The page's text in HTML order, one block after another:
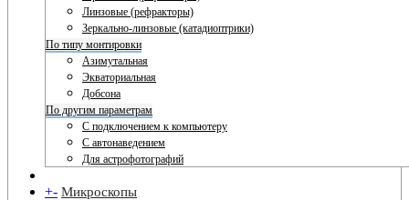
Линзовые (рефракторы)
Зеркально-линзовые (катадиоптрики)
По типу монтировки
Азимутальная
Экваториальная
Добсона
По другим параметрам
С подключением к компьютеру
С автонаведением
Для астрофотографий
+- Микроскопы